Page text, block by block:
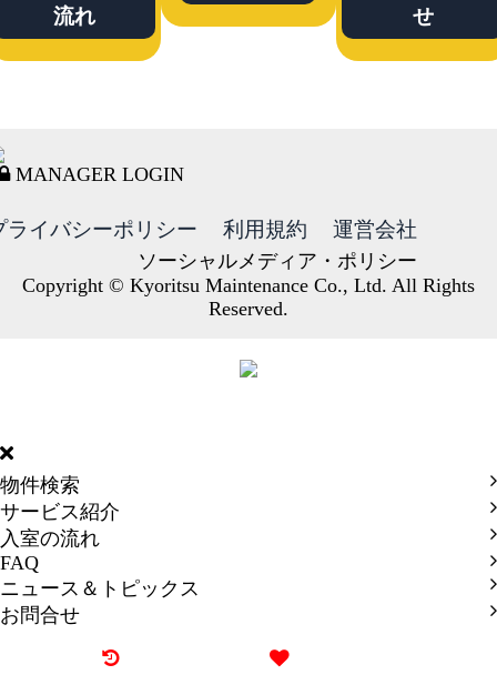
流れ
せ
MANAGER LOGIN
ライバシーポリシー 利用規約 運営会社
ソーシャルメディア・ポリシー
Copyright © Kyoritsu Maintenance Co., Ltd. All Rights
Reserved.
物件検索
サービス紹介
入室の流れ
FAQ
ニュース＆トピックス
お問合せ